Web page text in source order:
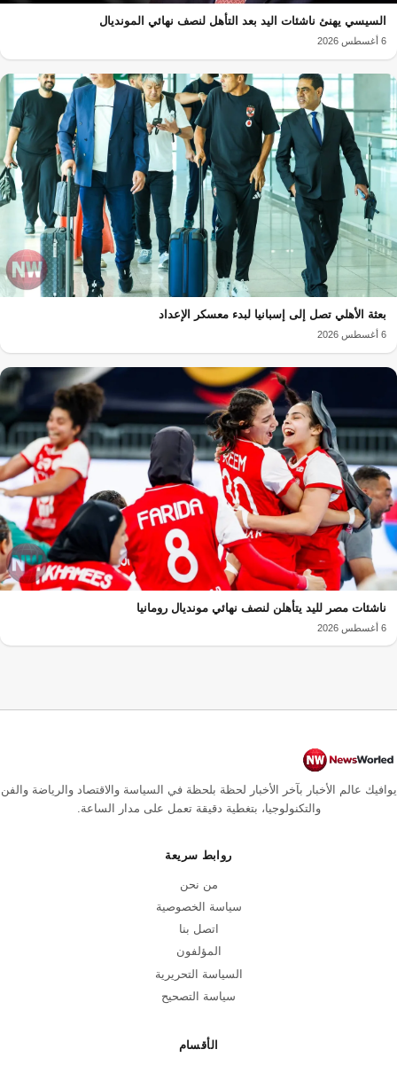
السيسي يهنئ ناشئات اليد بعد التأهل لنصف نهائي المونديال
6 أغسطس 2026
بعثة الأهلي تصل إلى إسبانيا لبدء معسكر الإعداد
6 أغسطس 2026
ناشئات مصر لليد يتأهلن لنصف نهائي مونديال رومانيا
6 أغسطس 2026
يوافيك عالم الأخبار بآخر الأخبار لحظة بلحظة في السياسة والاقتصاد والرياضة والفن
والتكنولوجيا، بتغطية دقيقة تعمل على مدار الساعة.
روابط سريعة
من نحن
سياسة الخصوصية
اتصل بنا
المؤلفون
السياسة التحريرية
سياسة التصحيح
الأقسام